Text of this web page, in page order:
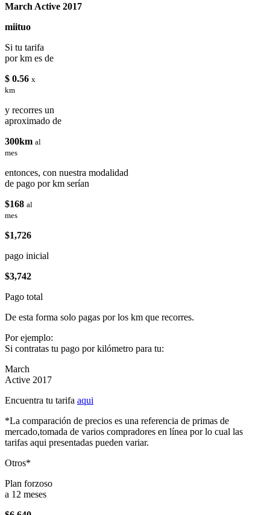
March Active 2017
miituo
Si tu tarifa
por km es de
$ 0.56 x
km
y recorres un
aproximado de
300km al
mes
entonces, con nuestra modalidad
de pago por km serían
$168 al
mes
$1,726
pago inicial
$3,742
Pago total
De esta forma solo pagas por los km que recorres.
Por ejemplo:
Si contratas tu pago por kilómetro para tu:
March
Active 2017
Encuentra tu tarifa aqui
*La comparación de precios es una referencia de primas de
mercado,tomada de varios compradores en línea por lo cual las
tarifas aqui presentadas pueden variar.
Otros*
Plan forzoso
a 12 meses